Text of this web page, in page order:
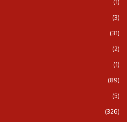
(1)
(3)
(31)
(2)
(1)
(89)
(5)
(326)